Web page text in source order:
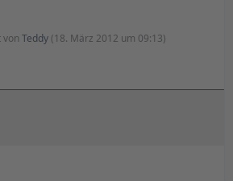
von Teddy (18. März 2012 um 09:13)